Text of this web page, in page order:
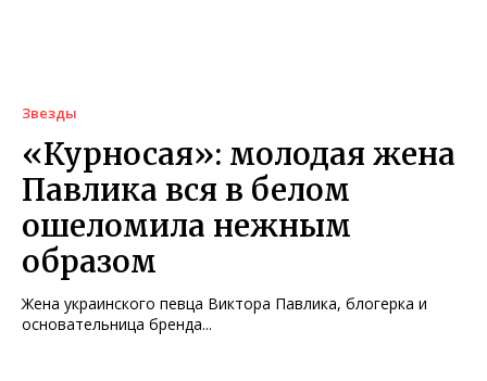
Звезды
«Курносая»: молодая жена
Павлика вся в белом
ошеломила нежным
образом
Жена украинского певца Виктора Павлика, блогерка и
основательница бренда...